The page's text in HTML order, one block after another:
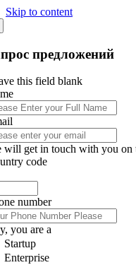
Skip to content
предложений
this field blank
will get in touch with you on
code
number
you are a
Startup
Enterprise